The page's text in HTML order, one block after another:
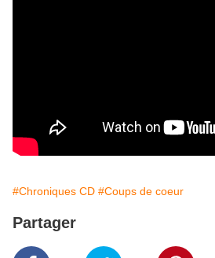
#Chroniques CD #Coups de coeur
Partager